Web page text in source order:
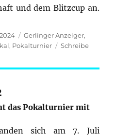
und dem Blitzcup an.
Kategorien
Gerlinger Anzeiger,
, Pokalturnier
Schreibe
das Pokalturnier mit
sich am 7. Juli